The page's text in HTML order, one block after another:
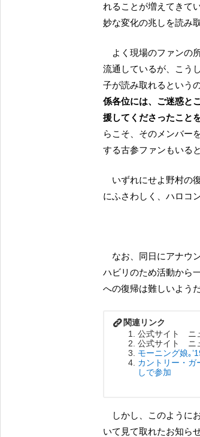
れることが増えてきて
妙な変化の兆しを読み
よく現場のファンの所感として「メンバー ファースト、ヲタ ラスト」などと揶揄するフレーズも
流通しているが、こう
子が読み取れるという
係各位には、ご迷惑と
援してくださったこと
らこそ、そのメンバー
する古参ファンもいると
いずれにせよ野村の復活と船木の歌唱再開をもって、いよいよ暑さも本格化してきた2019年の夏
にふさわしく、ハロコ
なお、同日にアナウンスされたもうひとつのお知らせによれば、同じく頸椎椎間板症の加療とリ
ハビリのため活動から
への復帰は難しいようだ
公式サイト ニ
公式サイト ニ
モーニング娘｡
カントリー・ガ
しで参加
しかし、このようにお知らせのタームを細かく区切ってきたことに加え、上述の野村みな美につ
いて見て取れたお知ら